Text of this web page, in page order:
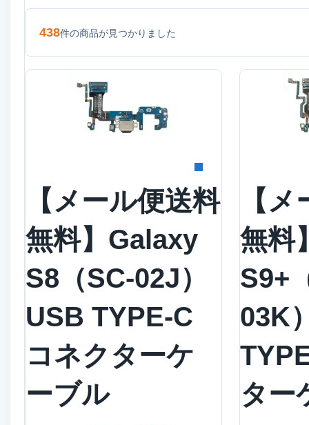
438件の商品が見つかりました
【メール便送料
無料】Galaxy
S8（SC-02J）
USB TYPE-C
コネクターケ
ーブル
【
無料
S9+
03K
ター